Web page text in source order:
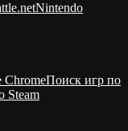
Nintendo
Поиск игр по
Steam